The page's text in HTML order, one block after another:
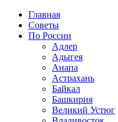
Главная
Советы
По России
Адлер
Адыгея
Анапа
Астрахань
Байкал
Башкирия
Великий Устюг